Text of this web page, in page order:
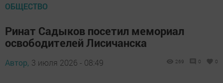
ОБЩЕСТВО
Ринат Садыков посетил мемориал
освободителей Лисичанска
Автор, 3 июля 2026 - 08:49 269 0 0